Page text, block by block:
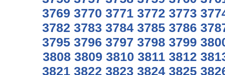
3769 3770 3771 3772 3773
3782 3783 3784 3785 3786
3795 3796 3797 3798 3799
3808 3809 3810 3811 3812
3821 3822 3823 3824 3825